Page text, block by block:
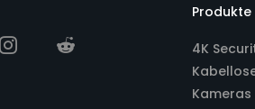
Produkte
4K
Kameras